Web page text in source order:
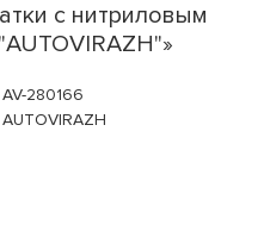
с нитриловым
AV-280166
AUTOVIRAZH